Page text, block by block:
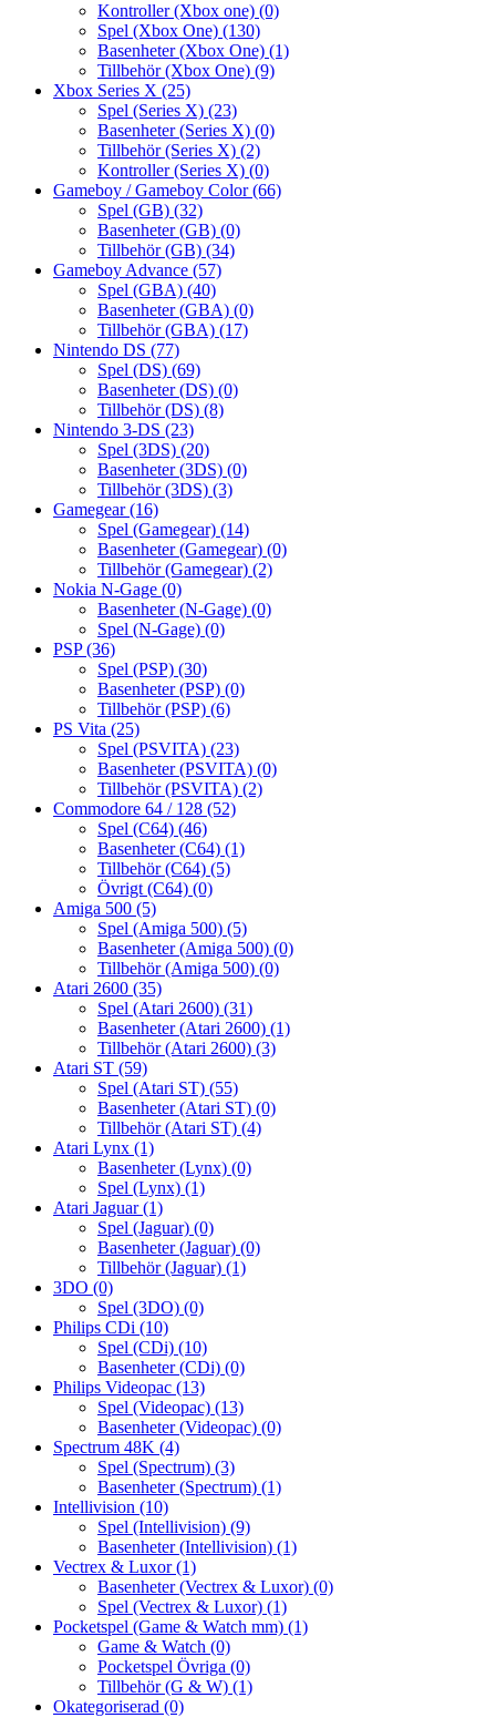
Kontroller (Xbox one) (0)
Spel (Xbox One) (130)
Basenheter (Xbox One) (1)
Tillbehör (Xbox One) (9)
Xbox Series X (25)
Spel (Series X) (23)
Basenheter (Series X) (0)
Tillbehör (Series X) (2)
Kontroller (Series X) (0)
Gameboy / Gameboy Color(66)
Spel (GB) (32)
Basenheter (GB) (0)
Tillbehör (GB) (34)
Gameboy Advance (57)
Spel (GBA) (40)
Basenheter (GBA) (0)
Tillbehör (GBA) (17)
Nintendo DS (77)
Spel (DS) (69)
Basenheter (DS) (0)
Tillbehör (DS) (8)
Nintendo 3-DS (23)
Spel (3DS) (20)
Basenheter (3DS) (0)
Tillbehör (3DS) (3)
Gamegear(16)
Spel (Gamegear) (14)
Basenheter (Gamegear) (0)
Tillbehör (Gamegear) (2)
Nokia N-Gage (0)
Basenheter (N-Gage) (0)
Spel (N-Gage) (0)
PSP(36)
Spel (PSP) (30)
Basenheter (PSP) (0)
Tillbehör (PSP) (6)
PS Vita (25)
Spel (PSVITA) (23)
Basenheter (PSVITA) (0)
Tillbehör (PSVITA) (2)
Commodore 64 / 128 (52)
Spel (C64) (46)
Basenheter (C64) (1)
Tillbehör (C64) (5)
Övrigt (C64) (0)
Amiga 500 (5)
Spel (Amiga 500) (5)
Basenheter (Amiga 500) (0)
Tillbehör (Amiga 500) (0)
Atari 2600 (35)
Spel (Atari 2600) (31)
Basenheter (Atari 2600) (1)
Tillbehör (Atari 2600) (3)
Atari ST (59)
Spel (Atari ST) (55)
Basenheter (Atari ST) (0)
Tillbehör (Atari ST) (4)
Atari Lynx (1)
Basenheter (Lynx) (0)
Spel (Lynx) (1)
Atari Jaguar(1)
Spel (Jaguar) (0)
Basenheter (Jaguar) (0)
Tillbehör (Jaguar) (1)
3DO (0)
Spel (3DO) (0)
Philips CDi (10)
Spel (CDi) (10)
Basenheter (CDi) (0)
Philips Videopac (13)
Spel (Videopac) (13)
Basenheter (Videopac) (0)
Spectrum 48K (4)
Spel (Spectrum) (3)
Basenheter (Spectrum) (1)
Intellivision (10)
Spel (Intellivision) (9)
Basenheter (Intellivision) (1)
Vectrex & Luxor(1)
Basenheter (Vectrex & Luxor) (0)
Spel (Vectrex & Luxor) (1)
Pocketspel (Game & Watch mm) (1)
Game & Watch (0)
Pocketspel Övriga (0)
Tillbehör (G & W) (1)
Okategoriserad (0)